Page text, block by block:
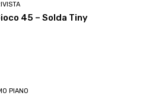
45 – Solda Tiny
PIANO